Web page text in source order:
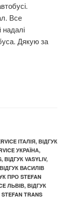
Все
надалі
Дякую за
ІТАЛІЯ, ВІДГУК
УКРАЇНА,
, ВІДГУК VASYLIV,
ВІДГУК ВАСИЛІВ
ПРО STEFAN
ЛЬВІВ, ВІДГУК
TRANS